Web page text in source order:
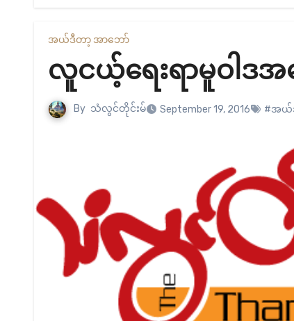
အယ်ဒီတာ့ အာဘော်
လူငယ့်ရေးရာမူဝါဒအ
By သံလွင်တိုင်းမ် September 19, 2016 #အယ်